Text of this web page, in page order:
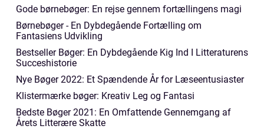
Gode børnebøger: En rejse gennem fortællingens magi
Børnebøger - En Dybdegående Fortælling om
Fantasiens Udvikling
Bestseller Bøger: En Dybdegående Kig Ind I Litteraturens
Succeshistorie
Nye Bøger 2022: Et Spændende År for Læseentusiaster
Klistermærke bøger: Kreativ Leg og Fantasi
Bedste Bøger 2021: En Omfattende Gennemgang af
Årets Litterære Skatte